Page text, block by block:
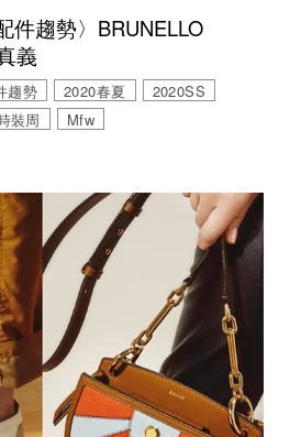
件趨勢〉BRUNELLO
義
趨勢 2020春夏
2020SS
裝周 Mfw